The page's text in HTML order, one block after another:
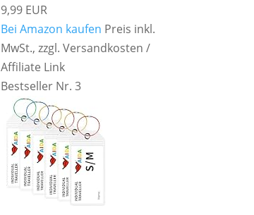
9,99 EUR
Bei Amazon kaufen Preis inkl.
MwSt., zzgl. Versandkosten /
Affiliate Link
Bestseller Nr. 3